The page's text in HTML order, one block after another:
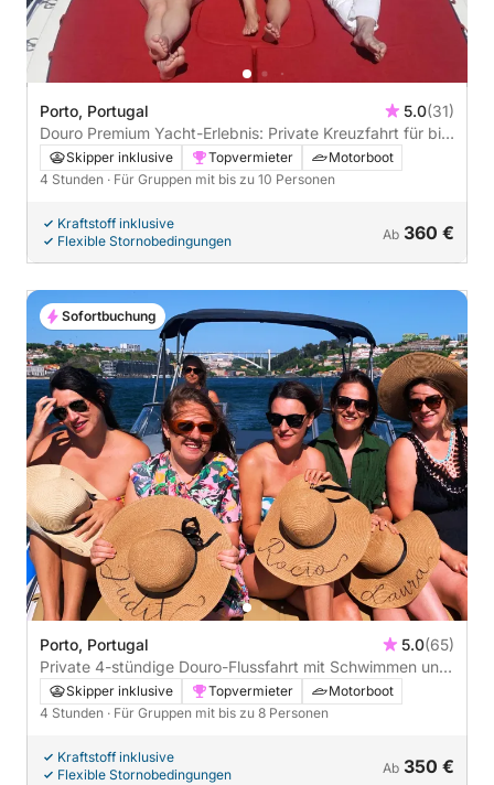
Porto, Portugal 5.0(31)
Douro Premium Yacht-Erlebnis: Private Kreuzfahrt für bis
zu 10 Personen - 4 Stunden Entspannung mit
Schnorcheln und einem Begrüßungsgetränk.
Skipper inklusive Topvermieter
Motorboot
4 Stunden · Für Gruppen mit bis zu 10 Personen
Kraftstoff inklusive
Flexible Stornobedingungen
Ab 360 €
Porto, Portugal 5.0(65)
Private 4-stündige Douro-Flussfahrt mit Schwimmen und
Stand-Up-Paddling
Skipper inklusive Topvermieter
Motorboot
4 Stunden · Für Gruppen mit bis zu 8 Personen
Kraftstoff inklusive
Flexible Stornobedingungen
Ab 350 €
Sofortbuchung